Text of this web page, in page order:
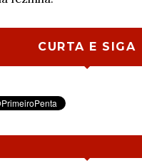
CURTA E SIGA